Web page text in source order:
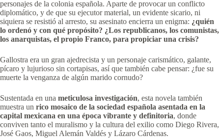
personajes de la colonia española. Aparte de provocar un conflicto
diplomático, y de que su ejecutor material, un evidente sicario, ni
siquiera se resistió al arresto, su asesinato encierra un enigma: ¿quién
lo ordenó y con qué propósito? ¿Los republicanos, los comunistas,
los anarquistas, el propio Franco, para propiciar una crisis?
Gallostra era un gran ajedrecista y un personaje carismático, galante,
pícaro y lujurioso sin cortapisas, así que también cabe pensar: ¿fue su
muerte la venganza de algún marido cornudo?
Sustentada en una meticulosa investigación, esta novela también
muestra un rico mosaico de la sociedad española asentada en la
capital mexicana en una época vibrante y definitoria, donde
conviven tanto el muralismo y la cultura del exilio como Diego Rivera,
José Gaos, Miguel Alemán Valdés y Lázaro Cárdenas.